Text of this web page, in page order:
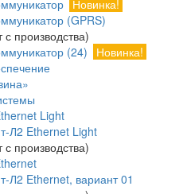
Новинка!
(GPRS)
с производства)
(24)
Новинка!
Light
Л2 Ethernet Light
с производства)
Л2 Ethernet, вариант 01